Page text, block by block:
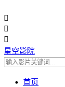



星空影院
首页